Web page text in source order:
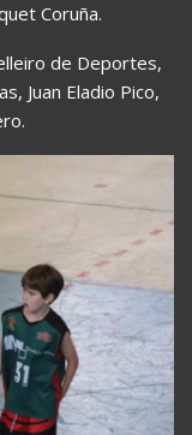
Coruña.
de Deportes,
Juan Eladio Pico,